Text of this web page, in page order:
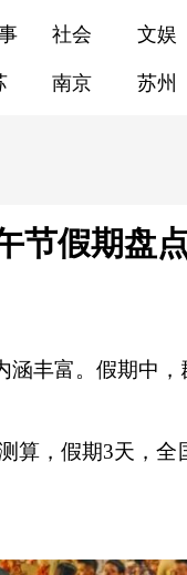
社会 文娱
南京 苏州
节假期盘
丰富。假期中，
，假期3天，全